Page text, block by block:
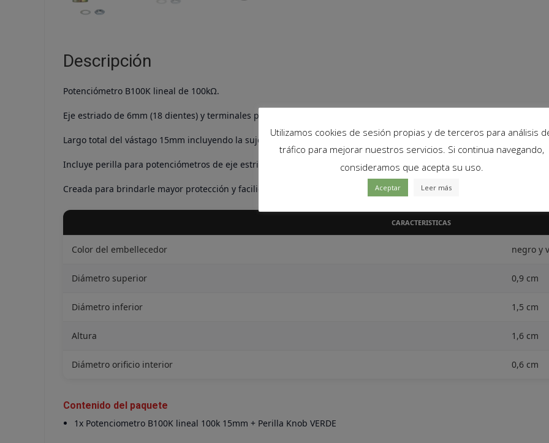
Descripción
Potenciómetro B100K lineal de 100kΩ.
Eje estriado de 6mm (18 dientes) y terminales para PCB o soldar.
Largo total del vástago 15mm incluyendo la sujeción (rosca).
Incluye perilla para potenciómetros de eje estriado de 6mm tipo WH148.
Creada para brindarle mayor protección y facilidad de uso a nuestros potenciómetros, aportando estética y
CARACTERISTICAS
Color del embellecedor negro y
Diámetro superior 0,9 cm
Diámetro inferior 1,5 cm
Altura 1,6 cm
Diámetro orificio interior 0,6 cm
Contenido del paquete
1x Potenciometro B100K lineal 100k 15mm + Perilla Knob VERDE
Utilizamos cookies de sesión propias y de terceros para análisis
tráfico para mejorar nuestros servicios. Si continua navegando,
consideramos que acepta su uso.
Aceptar Leer más